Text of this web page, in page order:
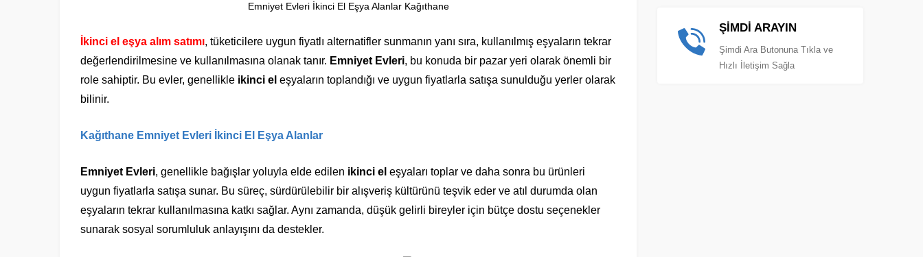
Emniyet Evleri İkinci El Eşya Alanlar Kağıthane
İkinci el eşya alım satımı, tüketicilere uygun fiyatlı alternatifler sunmanın yanı sıra, kullanılmış eşyaların tekrar
değerlendirilmesine ve kullanılmasına olanak tanır. Emniyet Evleri, bu konuda bir pazar yeri olarak önemli bir
role sahiptir. Bu evler, genellikle ikinci el eşyaların toplandığı ve uygun fiyatlarla satışa sunulduğu yerler olarak
bilinir.
Kağıthane Emniyet Evleri İkinci El Eşya Alanlar
Emniyet Evleri, genellikle bağışlar yoluyla elde edilen ikinci el eşyaları toplar ve daha sonra bu ürünleri
uygun fiyatlarla satışa sunar. Bu süreç, sürdürülebilir bir alışveriş kültürünü teşvik eder ve atıl durumda olan
eşyaların tekrar kullanılmasına katkı sağlar. Aynı zamanda, düşük gelirli bireyler için bütçe dostu seçenekler
sunarak sosyal sorumluluk anlayışını da destekler.
ŞİMDİ ARAYIN
Şimdi Ara Butonuna Tıkla ve
Hızlı İletişim Sağla